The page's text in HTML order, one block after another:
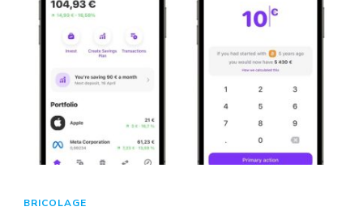
BRICOLAGE